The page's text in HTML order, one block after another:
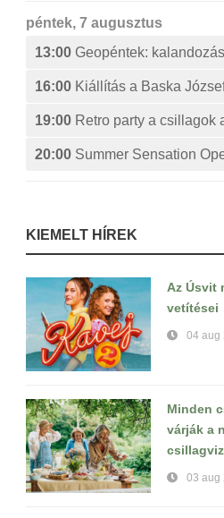
péntek, 7 augusztus
13:00 Geopéntek:
16:00 Kiállítás a Baska
19:00 Retro party a csillagok
20:00 Summer Sensation
KIEMELT HÍREK
Az Úsvit
vetítései
04 aug
Minden
várják a
03 aug